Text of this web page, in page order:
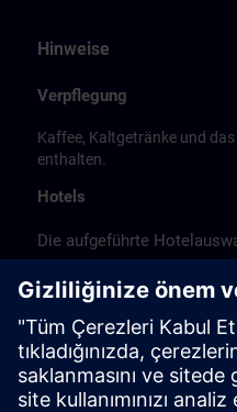
Hinweise
Verpflegung
Kaffee, Kaltgetränke und
enthalten.
Hotels
Die aufgeführte
der günstigen
Veranstaltungsort.
Es handelt sich hierbei
Vertragshotels, daher
Hotels keine Gewähr